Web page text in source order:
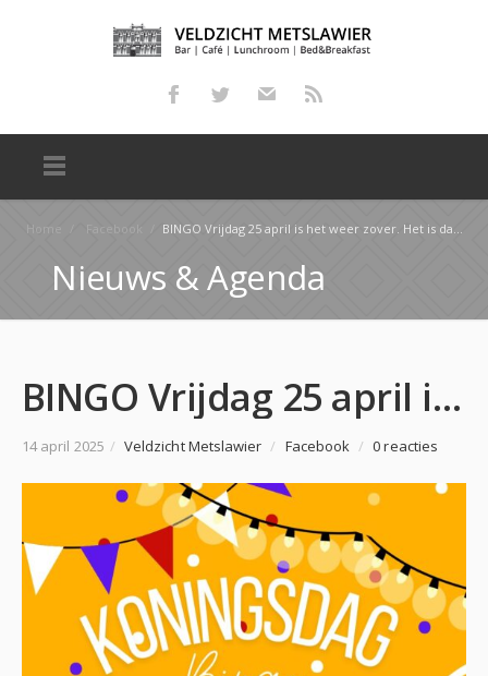
Home Facebook BINGO Vrijdag 25 april is het weer zover. Het is dan weer tijd voor bingo. Dit keer een speciale …
Nieuws & Agenda
BINGO Vrijdag 25 april is het weer zover. Het is dan weer tijd voor bingo. Dit keer een speciale …
14 april 2025 / Veldzicht Metslawier / Facebook / 0 reacties